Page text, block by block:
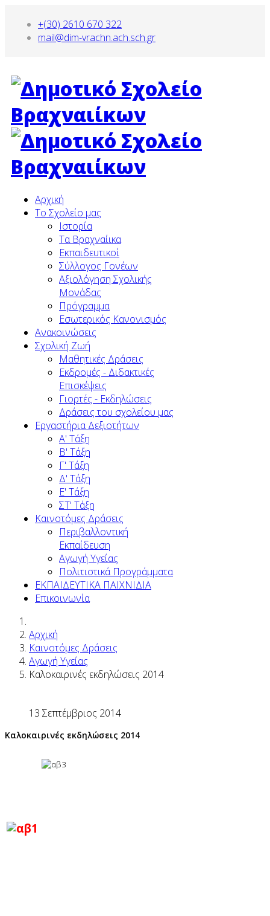
+(30) 2610 670 322
mail@dim-vrachn.ach.sch.gr
Αρχική
To Σχολείο μας
Ιστορία
Τα Βραχναίικα
Εκπαιδευτικοί
Σύλλογος Γονέων
Αξιολόγηση Σχολικής
Μονάδας
Πρόγραμμα
Εσωτερικός Κανονισμός
Ανακοινώσεις
Σχολική Ζωή
Μαθητικές Δράσεις
Εκδρομές - Διδακτικές
Επισκέψεις
Γιορτές - Εκδηλώσεις
Δράσεις του σχολείου μας
Εργαστήρια Δεξιοτήτων
Α' Τάξη
Β' Τάξη
Γ' Τάξη
Δ' Τάξη
Ε' Τάξη
ΣΤ' Τάξη
Καινοτόμες Δράσεις
Περιβαλλοντική
Εκπαίδευση
Αγωγή Υγείας
Πολιτιστικά Προγράμματα
ΕΚΠΑΙΔΕΥΤΙΚΑ ΠΑΙΧΝΙΔΙΑ
Επικοινωνία
Αρχική
Καινοτόμες Δράσεις
Αγωγή Υγείας
Καλοκαιρινές εκδηλώσεις 2014
13 Σεπτέμβριος 2014
Καλοκαιρινές εκδηλώσεις 2014